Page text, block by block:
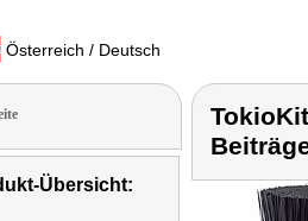
Österreich / Deutsch
Übersicht: